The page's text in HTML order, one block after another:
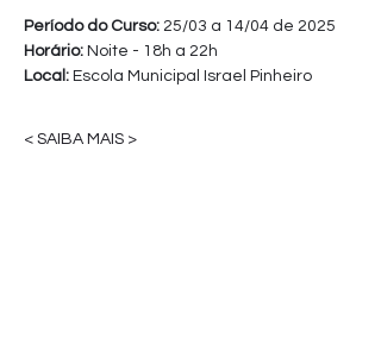
Período do Curso: 25/03 a 14/04 de 2025
Horário: Noite - 18h a 22h
Local: Escola Municipal Israel Pinheiro
< SAIBA MAIS >